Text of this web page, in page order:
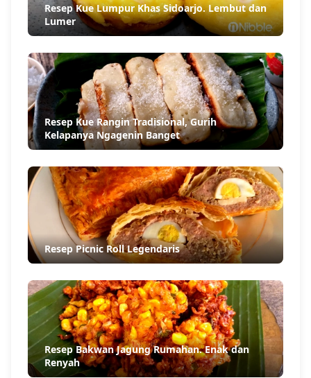
Resep Kue Lumpur Khas Sidoarjo. Lembut dan
Lumer
Resep Kue Rangin Tradisional, Gurih
Kelapanya Ngagenin Banget
Resep Picnic Roll Legendaris
Resep Bakwan Jagung Rumahan. Enak dan
Renyah